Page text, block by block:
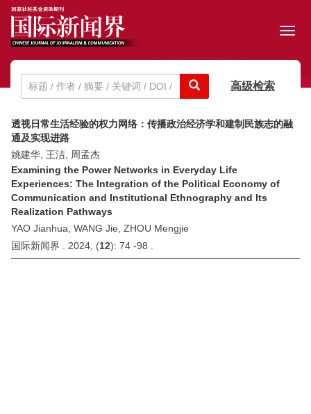
高级检索
透视日常生活经验的权力网络：传播政治经济学和建制民族志的融
通及实现进路
姚建华, 王洁, 周孟杰
Examining the Power Networks in Everyday Life
Experiences: The Integration of the Political Economy of
Communication and Institutional Ethnography and Its
Realization Pathways
YAO Jianhua, WANG Jie, ZHOU Mengjie
国际新闻界 . 2024, (12): 74 -98 .